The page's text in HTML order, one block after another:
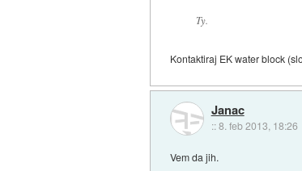
Ty.
Kontaktiraj EK water block
Janac
::8. feb 2013, 18:26
Vem da jih.